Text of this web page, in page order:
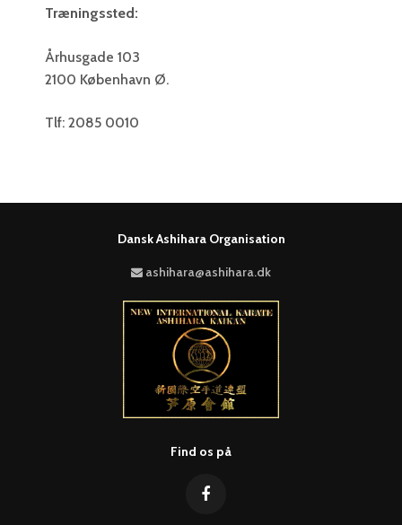
Træningssted:
Århusgade 103
2100 København Ø.
Tlf: 2085 0010
Dansk Ashihara Organisation
ashihara@ashihara.dk
Find os på